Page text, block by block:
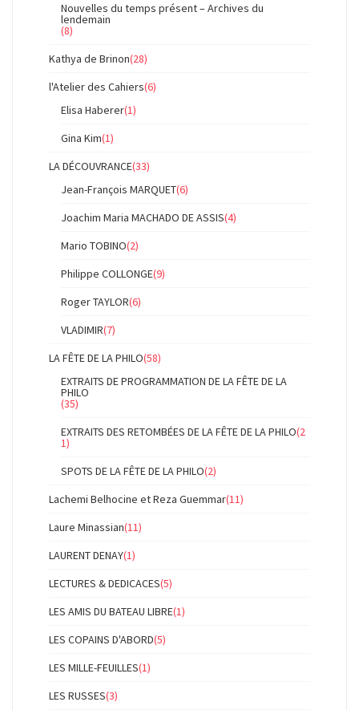
Nouvelles du temps présent – Archives du
lendemain
(8)
Kathya de Brinon(28)
l'Atelier des Cahiers(6)
Elisa Haberer(1)
Gina Kim(1)
LA DÉCOUVRANCE(33)
Jean-François MARQUET(6)
Joachim Maria MACHADO DE ASSIS(4)
Mario TOBINO(2)
Philippe COLLONGE(9)
Roger TAYLOR(6)
VLADIMIR(7)
LA FÊTE DE LA PHILO(58)
EXTRAITS DE PROGRAMMATION DE LA FÊTE DE LA
PHILO
(35)
EXTRAITS DES RETOMBÉES DE LA FÊTE DE LA PHILO(2
1)
SPOTS DE LA FÊTE DE LA PHILO(2)
Lachemi Belhocine et Reza Guemmar(11)
Laure Minassian(11)
LAURENT DENAY(1)
LECTURES & DEDICACES(5)
LES AMIS DU BATEAU LIBRE(1)
LES COPAINS D'ABORD(5)
LES MILLE-FEUILLES(1)
LES RUSSES(3)